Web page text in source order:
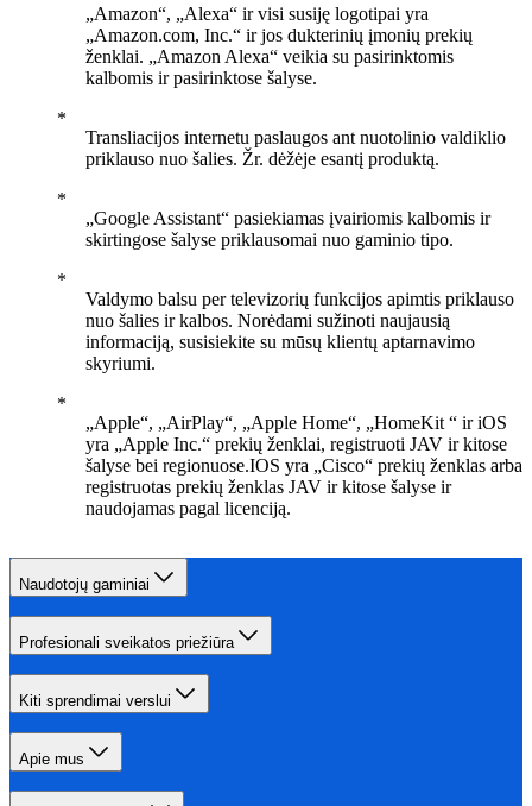
„Amazon“, „Alexa“ ir visi susiję logotipai yra
„Amazon.com, Inc.“ ir jos dukterinių įmonių prekių
ženklai. „Amazon Alexa“ veikia su pasirinktomis
kalbomis ir pasirinktose šalyse.
Transliacijos internetu paslaugos ant nuotolinio valdiklio
priklauso nuo šalies. Žr. dėžėje esantį produktą.
„Google Assistant“ pasiekiamas įvairiomis kalbomis ir
skirtingose šalyse priklausomai nuo gaminio tipo.
Valdymo balsu per televizorių funkcijos apimtis priklauso
nuo šalies ir kalbos. Norėdami sužinoti naujausią
informaciją, susisiekite su mūsų klientų aptarnavimo
skyriumi.
„Apple“, „AirPlay“, „Apple Home“, „HomeKit “ ir iOS
yra „Apple Inc.“ prekių ženklai, registruoti JAV ir kitose
šalyse bei regionuose.IOS yra „Cisco“ prekių ženklas arba
registruotas prekių ženklas JAV ir kitose šalyse ir
naudojamas pagal licenciją.
Naudotojų gaminiai
Profesionali sveikatos priežiūra
Kiti sprendimai verslui
Apie mus